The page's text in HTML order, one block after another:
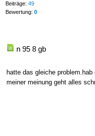
Beiträge: 49
Bewertung: 0
n 95 8 gb
hatte das gleiche
meiner meinung geht alles